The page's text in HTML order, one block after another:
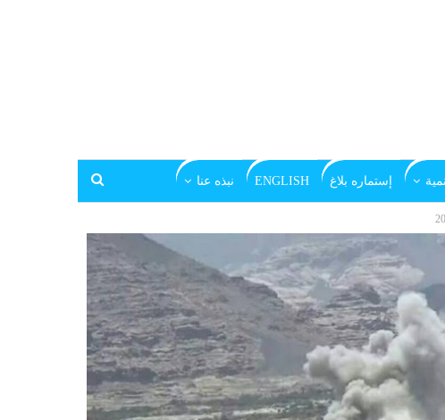
إستماره بلاغ ENGLISH نبذه عنا